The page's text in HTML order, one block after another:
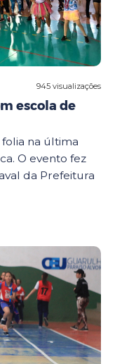
945 visualizações
escola de
na última
O evento fez
da Prefeitura